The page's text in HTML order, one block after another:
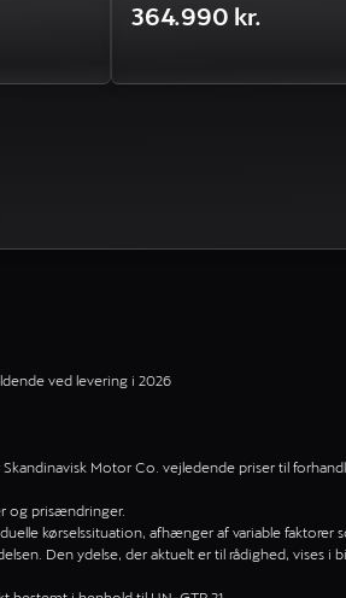
364.990 kr.
ved levering i 2026
Motor Co. vejledende priser til
og prisændringer.
kørselssituation, afhænger af variable
Den ydelse, der aktuelt er til rådighed, vises i